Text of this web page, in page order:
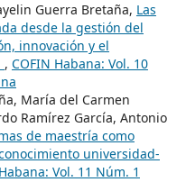
Guerra Bretaña, Las
desde la gestión del
innovación y el
, COFIN Habana: Vol. 10
María del Carmen
Ramírez García, Antonio
de maestría como
universidad-
Vol. 11 Núm. 1